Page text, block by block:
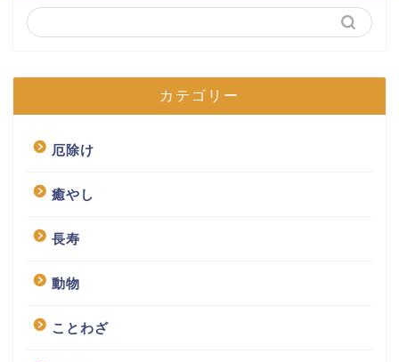
カテゴリー
厄除け
癒やし
長寿
動物
ことわざ